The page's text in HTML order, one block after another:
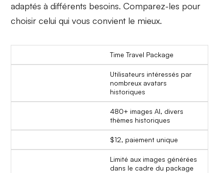
adaptés à différents besoins. Comparez-les pour
choisir celui qui vous convient le mieux.
Time Travel Package
Utilisateurs intéressés par
nombreux avatars
historiques
480+ images AI, divers
thèmes historiques
$12, paiement unique
Limité aux images générées
dans le cadre du package